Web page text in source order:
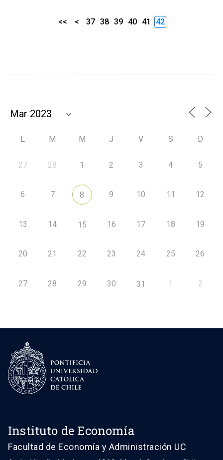
<< < 37 38 39 40 41 42
L M M J V S D
27 28 1 2 3 4 5
6 7 8 9 10 11 12
13 14 15 16 17 18 19
20 21 22 23 24 25 26
27 28 29 30 31 1 2
Instituto de Economía
Facultad de Economía y Administración UC